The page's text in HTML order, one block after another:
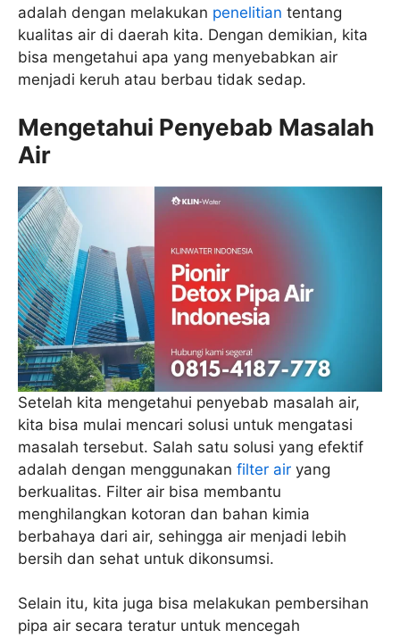
adalah dengan melakukan penelitian tentang
kualitas air di daerah kita. Dengan demikian, kita
bisa mengetahui apa yang menyebabkan air
menjadi keruh atau berbau tidak sedap.
Mengetahui Penyebab Masalah
Air
Setelah kita mengetahui penyebab masalah air,
kita bisa mulai mencari solusi untuk mengatasi
masalah tersebut. Salah satu solusi yang efektif
adalah dengan menggunakan filter air yang
berkualitas. Filter air bisa membantu
menghilangkan kotoran dan bahan kimia
berbahaya dari air, sehingga air menjadi lebih
bersih dan sehat untuk dikonsumsi.
Selain itu, kita juga bisa melakukan pembersihan
pipa air secara teratur untuk mencegah